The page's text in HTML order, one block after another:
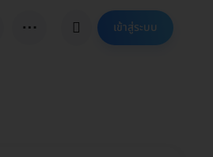
⋯ เข้าสู่ระบบ